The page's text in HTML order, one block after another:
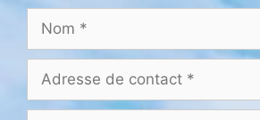
Nom
Adresse
contact